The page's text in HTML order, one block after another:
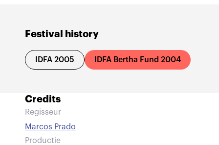
Festival history
IDFA 2005 IDFA Bertha Fund 2004
Credits
Regisseur
Marcos Prado
Productie